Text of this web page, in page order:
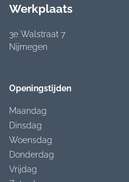
Werkplaats
3e Walstraat 7
Nijmegen
Openingstijden
Maandag
Dinsdag
Woensdag
Donderdag
Vrijdag